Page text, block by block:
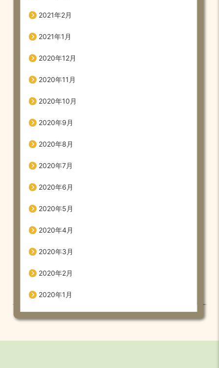
2021年2月
2021年1月
2020年12月
2020年11月
2020年10月
2020年9月
2020年8月
2020年7月
2020年6月
2020年5月
2020年4月
2020年3月
2020年2月
2020年1月